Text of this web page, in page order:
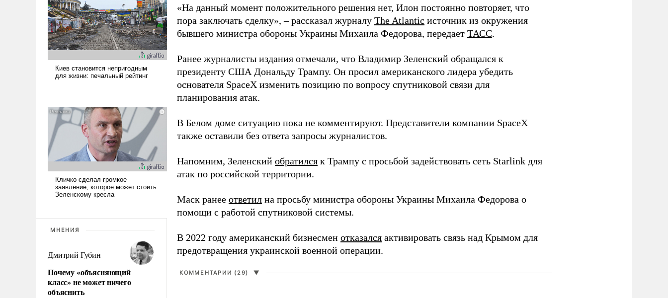
МНЕНИЯ
Дмитрий Губин
Почему «объясняющий
класс» не может ничего
объяснить
«На данный момент положительного решения нет, Илон постоянно повторяет, что
пора заключать сделку», – рассказал журналу The Atlantic источник из окружения
бывшего министра обороны Украины Михаила Федорова, передает ТАСС.
Ранее журналисты издания отмечали, что Владимир Зеленский обращался к
президенту США Дональду Трампу. Он просил американского лидера убедить
основателя SpaceX изменить позицию по вопросу спутниковой связи для
планирования атак.
В Белом доме ситуацию пока не комментируют. Представители компании SpaceX
также оставили без ответа запросы журналистов.
Напомним, Зеленский обратился к Трампу с просьбой задействовать сеть Starlink для
атак по российской территории.
Маск ранее ответил на просьбу министра обороны Украины Михаила Федорова о
помощи с работой спутниковой системы.
В 2022 году американский бизнесмен отказался активировать связь над Крымом для
предотвращения украинской военной операции.
КОММЕНТАРИИ (29) ▼